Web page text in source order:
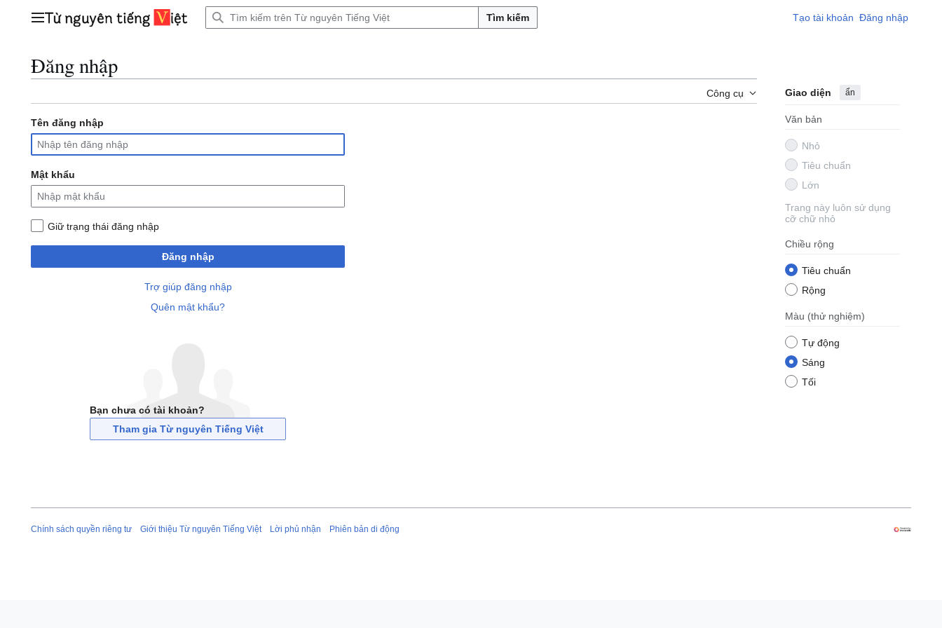
Trình đơn chính Tìm kiếm Tạo tài khoản Đăng nhập
Đăng nhập
Công cụ Giao diện ẩn
Văn bản
Nhỏ
Tiêu chuẩn
Lớn
Trang này luôn sử dụng
cỡ chữ nhỏ
Chiều rộng
Tiêu chuẩn
Rộng
Màu (thử nghiệm)
Tự động
Sáng
Tối
Tên đăng nhập
Mật khẩu
Giữ trạng thái đăng nhập
Đăng nhập
Trợ giúp đăng nhập
Quên mật khẩu?
Bạn chưa có tài khoản?
Tham gia Từ nguyên Tiếng Việt
Chính sách quyền riêng tư Giới thiệu Từ nguyên Tiếng Việt Lời phủ nhận Phiên bản di động